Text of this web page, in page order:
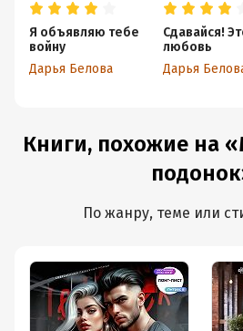
Я объявляю тебе
войну
Дарья Белова
Сдавайся!
любовь
Дарья
Книги, похожие на
По жанру, теме или